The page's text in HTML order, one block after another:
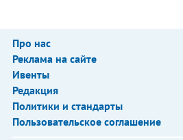
Про нас
Реклама на сайте
Ивенты
Редакция
Политики и стандарты
Пользовательское соглашение